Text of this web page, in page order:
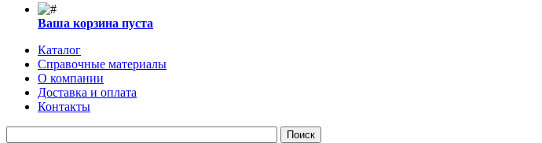
Ваша корзина пуста
Каталог
Справочные материалы
О компании
Доставка и оплата
Контакты